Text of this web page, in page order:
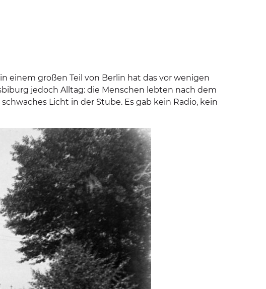
einem großen Teil von Berlin hat das vor wenigen
jedoch Alltag: die Menschen lebten nach dem
Licht in der Stube. Es gab kein Radio, kein